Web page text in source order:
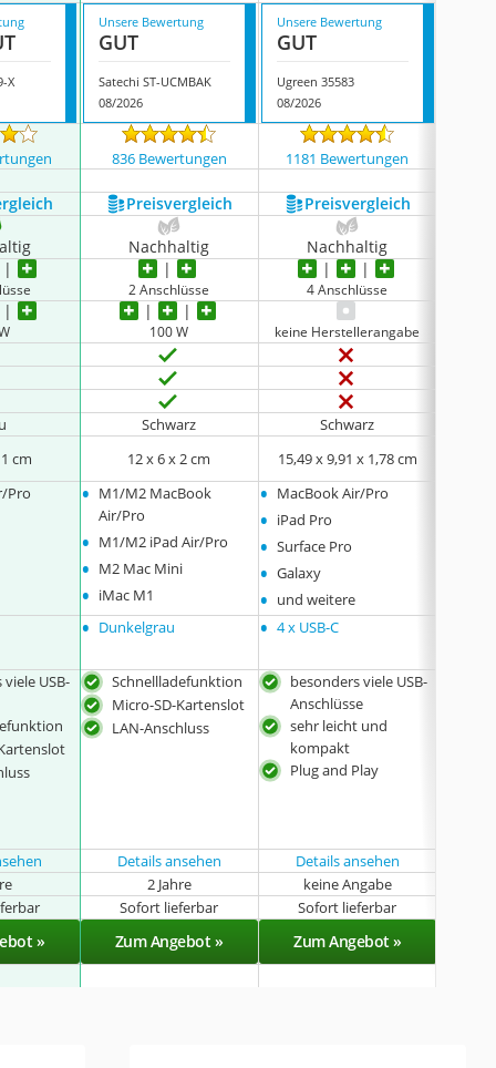
X
Unsere Bewertung
GUT
Satechi ST-UCMBAK
08/2026
Unsere Bewertung
GUT
Ugreen 35583
08/2026
836 Bewertungen 1181 Bewertungen
Preis­vergleich Preis­vergleich
Nachhaltig Nachhaltig
2 Anschlüsse 4 Anschlüsse
100 W keine Herstellerangabe
Schwarz
Schwarz
cm 12 x 6 x 2 cm 15,49 x 9,91 x 1,78 cm
Pro • M1/M2 MacBook
Air/Pro
• M1/M2 iPad Air/Pro
• M2 Mac Mini
• iMac M1
• MacBook Air/Pro
• iPad Pro
• Surface Pro
• Galaxy
• und weitere
• Dunkelgrau • 4 x USB-C
USB-
Schnellladefunktion
Micro-SD-Kartenslot
LAN-Anschluss
besonders viele USB-
Anschlüsse
sehr leicht und
kompakt
Plug and Play
Details ansehen Details ansehen
2 Jahre keine Angabe
Sofort lieferbar Sofort lieferbar
» Zum Angebot » Zum Angebot »